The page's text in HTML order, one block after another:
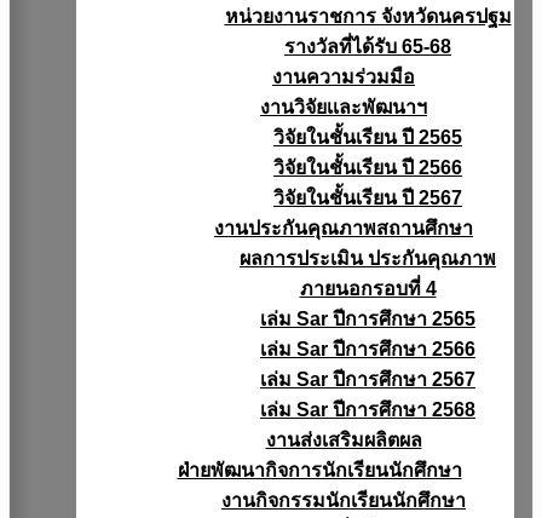
หน่วยงานราชการ จังหวัดนครปฐม
รางวัลที่ได้รับ 65-68
งานความร่วมมือ
งานวิจัยเเละพัฒนาฯ
วิจัยในชั้นเรียน ปี 2565
วิจัยในชั้นเรียน ปี 2566
วิจัยในชั้นเรียน ปี 2567
งานประกันคุณภาพสถานศึกษา
ผลการประเมิน ประกันคุณภาพ
ภายนอกรอบที่ 4
เล่ม Sar ปีการศึกษา 2565
เล่ม Sar ปีการศึกษา 2566
เล่ม Sar ปีการศึกษา 2567
เล่ม Sar ปีการศึกษา 2568
งานส่งเสริมผลิตผล
ฝ่ายพัฒนากิจการนักเรียนนักศึกษา
งานกิจกรรมนักเรียนนักศึกษา